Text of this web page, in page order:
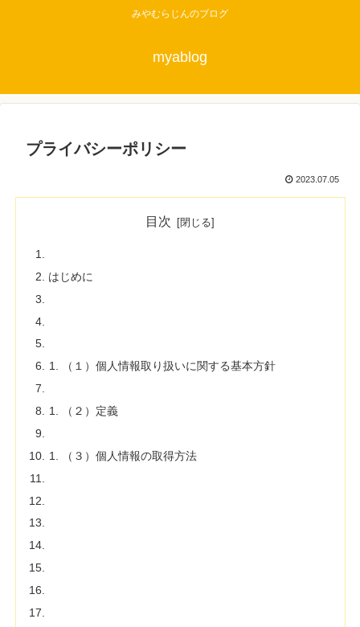
みやむらじんのブログ
myablog
プライバシーポリシー
2023.07.05
目次
はじめに
（１）個人情報取り扱いに関する基本方針
（２）定義
（３）個人情報の取得方法